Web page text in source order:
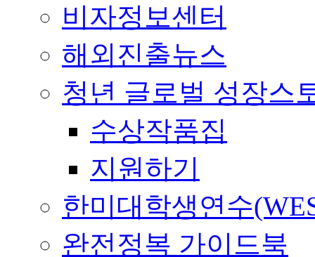
비자정보센터
해외진출뉴스
청년 글로벌 성장스
수상작품집
지원하기
한미대학생연수
완전정복 가이드북